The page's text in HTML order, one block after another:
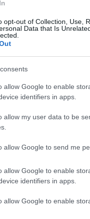
opt-out of Collection, Use,
Data that Is
allow Google to enable
identifiers in apps.
allow my user data to be
allow Google to send me
allow Google to enable
identifiers in apps.
allow Google to enable
beszélgethetnek
prémium
részeként nem
hanem elérheted a
11:12
appkínálatát a Microsoft
sokkal többet kínál: